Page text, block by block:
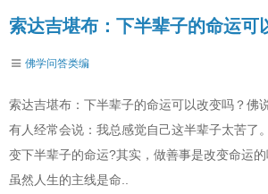
索达吉堪布：下半辈子的命运可
佛学问答类编
索达吉堪布：下半辈子的命运可以改变吗？佛
有人经常会说：我总感觉自己这半辈子太苦了
变下半辈子的命运?其实，做善事是改变命运的
虽然人生的主线是命..